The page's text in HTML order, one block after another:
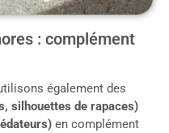
: complément
également des
silhouettes de rapaces)
en complément